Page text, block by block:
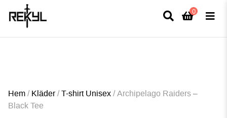
FULLT TRYCK I LEDNINGAR- MEDFÖR LÄNGRE LEVERANSTID - FRI FRAKT
0
Hem/ Kläder/T-shirt Unisex/Archipelago Raiders –
Black Tee